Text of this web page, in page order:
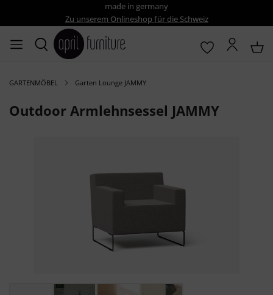
made in germany
Zu unserem Onlineshop für die Schweiz
GARTENMÖBEL Garten Lounge JAMMY
Outdoor Armlehnsessel JAMMY